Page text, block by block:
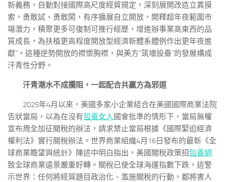
新義務，自動對接國際高尺度經貿規定，深刻展開改造立異摸
索，勇敢試、勇敢闖，有序擴展自立開放，開釋超年夜範圍市
場潛力，積聚更多可復制可推行經歷，增進辦事業高東西的品
質成長，為扶植更高程度開放型經濟新體系體例作出更年夜進
獻”。這種逆勢開放的襟懷胸襟，與美方“筑墻設壘”的發展構成
汗青性分野。
汗青潮水不成攔阻，一起配合共贏方為邪道
2025年4月以來，美國多家小企業結合在美國國際商業法院
告狀當局，以為在沒有包養女人國會批準的情形下，當局無權
宣布周全加征關稅的辦法，請求禁止當局根據《國際緊迫經濟
權利法》實行關稅辦法。世界商業組織4月16日發布的最新《全
球商業瞻望與統計》陳述中明白指出，美國關稅政策招包養網
致全球商業遠景嚴重好轉。關稅已使全球海運指數下跌，這警
示世界：任何將經貿題目政治化、濫施關稅的行動，都將害人